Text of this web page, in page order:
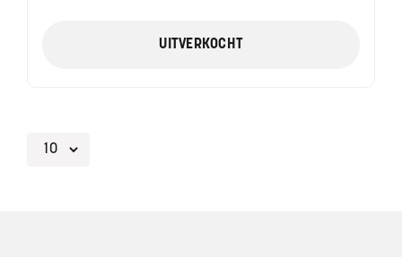
UITVERKOCHT